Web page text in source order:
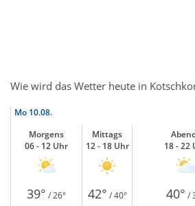
Wie wird das Wetter heute in
Mo 10.08.
Morgens
06 - 12 Uhr
Mittags
12 - 18 Uhr
18 - 22
39° / 26° 42° / 40° 40° /